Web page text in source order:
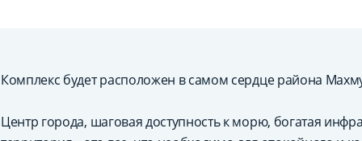
Комплекс будет расположен в самом сердце района
Центр города, шаговая доступность к морю, богатая